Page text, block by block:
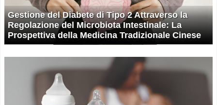
Gestione del Diabete di Tipo 2 Attraverso la
Regolazione del Microbiota Intestinale: La
Prospettiva della Medicina Tradizionale Cinese